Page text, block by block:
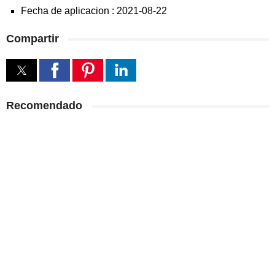
Fecha de aplicacion : 2021-08-22
Compartir
Recomendado